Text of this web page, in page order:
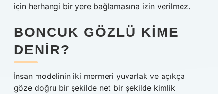
için herhangi bir yere bağlamasına izin verilmez.
BONCUK GÖZLÜ KIME
DENIR?
İnsan modelinin iki mermeri yuvarlak ve açıkça
göze doğru bir şekilde net bir şekilde kimlik